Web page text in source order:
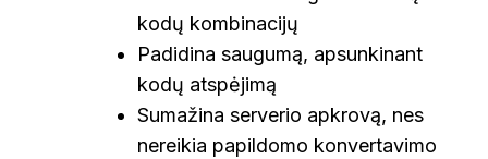
kodų kombinacijų
Padidina saugumą, apsunkinant
kodų atspėjimą
Sumažina serverio apkrovą, nes
nereikia papildomo konvertavimo